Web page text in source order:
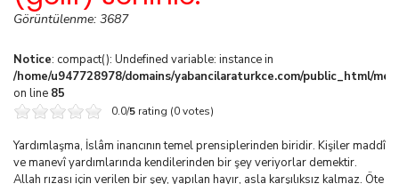
Görüntülenme: 3687
Notice: compact(): Undefined variable: instance in
/home/u947728978/domains/yabancilaraturkce.com/public_html/
on line 85
0.0/5 rating (0 votes)
Yardımlaşma, İslâm inancının temel prensiplerinden biridir. Kişiler maddî
ve manevî yardımlarında kendilerinden bir şey veriyorlar demektir.
Allah rızası için verilen bir şey, yapılan hayır, asla karşılıksız kalmaz. Öte